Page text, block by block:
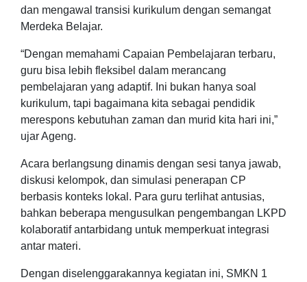
dan mengawal transisi kurikulum dengan semangat
Merdeka Belajar.
“Dengan memahami Capaian Pembelajaran terbaru,
guru bisa lebih fleksibel dalam merancang
pembelajaran yang adaptif. Ini bukan hanya soal
kurikulum, tapi bagaimana kita sebagai pendidik
merespons kebutuhan zaman dan murid kita hari ini,”
ujar Ageng.
Acara berlangsung dinamis dengan sesi tanya jawab,
diskusi kelompok, dan simulasi penerapan CP
berbasis konteks lokal. Para guru terlihat antusias,
bahkan beberapa mengusulkan pengembangan LKPD
kolaboratif antarbidang untuk memperkuat integrasi
antar materi.
Dengan diselenggarakannya kegiatan ini, SMKN 1